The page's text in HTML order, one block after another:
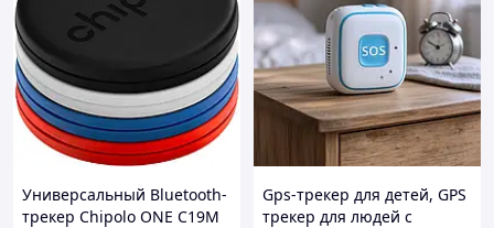
Универсальный Bluetooth-
трекер Chipolo ONE C19M
Gps-трекер для детей, GPS
трекер для людей с